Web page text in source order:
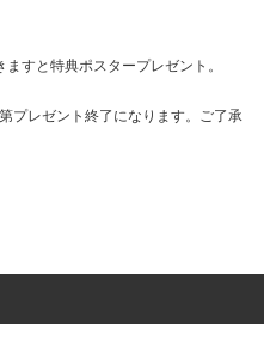
すと特典ポスタープレゼント。
プレゼント終了になります。ご了承